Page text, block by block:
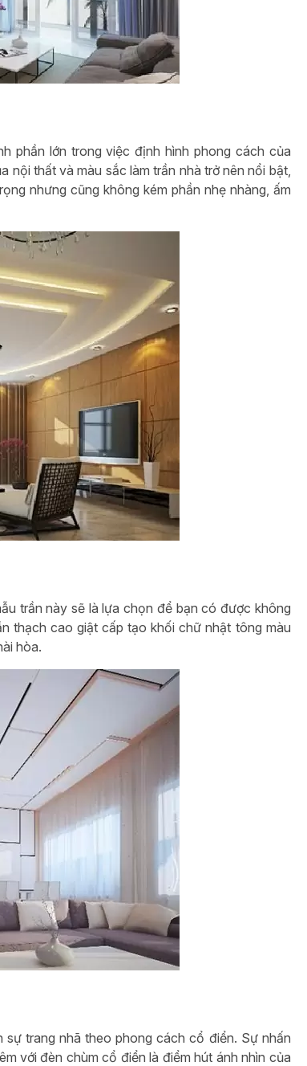
phần lớn trong việc định hình phong cách của
nội thất và màu sắc làm trần nhà trở nên nổi bật,
nhưng cũng không kém phần nhẹ nhàng, ấm
trần này sẽ là lựa chọn để bạn có được không
thạch cao giật cấp tạo khối chữ nhật tông màu
hòa.
trang nhã theo phong cách cổ điển. Sự nhấn
với đèn chùm cổ điển là điểm hút ánh nhìn của